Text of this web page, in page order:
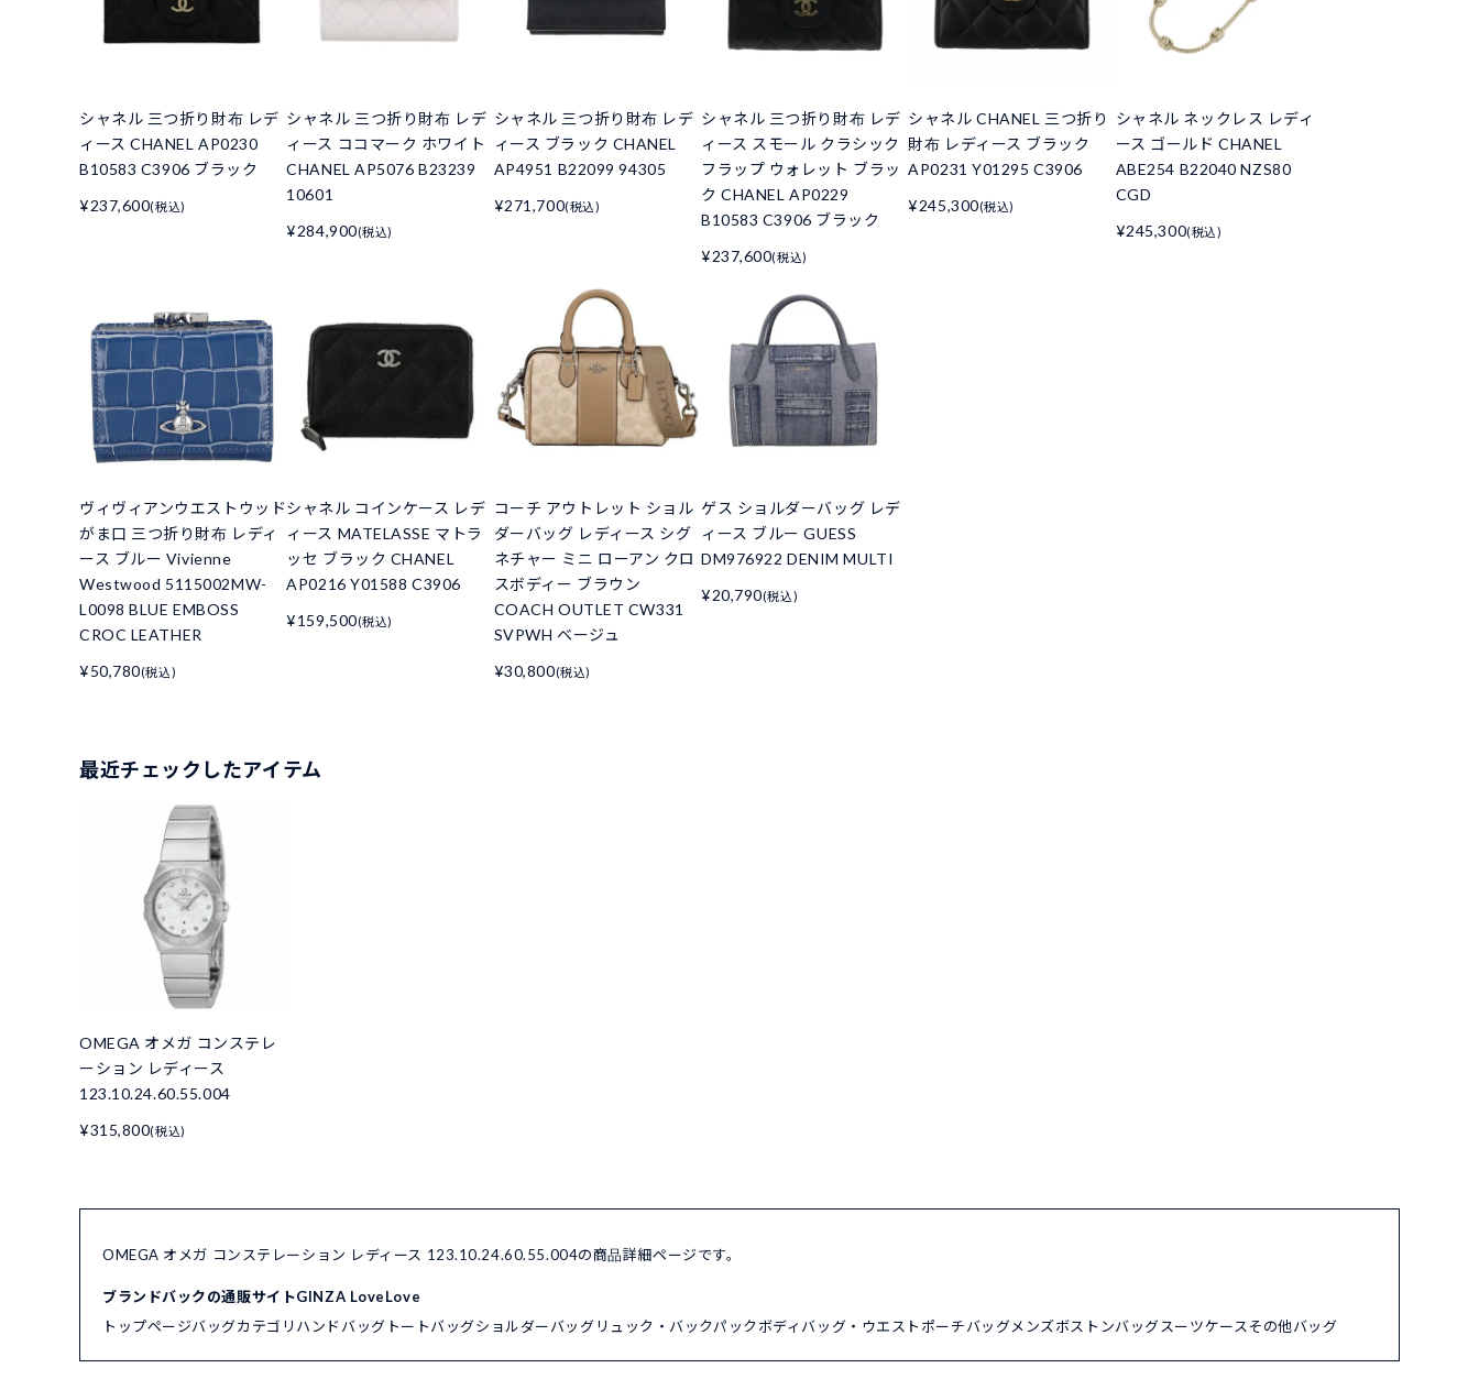
シャネル 三つ折り財布 レデ
ィース CHANEL AP0230
B10583 C3906 ブラック
¥237,600(税込)
シャネル 三つ折り財布 レデ
ィース ココマーク ホワイト
CHANEL AP5076 B23239
10601
¥284,900(税込)
シャネル 三つ折り財布 レデ
ィース ブラック CHANEL
AP4951 B22099 94305
¥271,700(税込)
シャネル 三つ折り財布 レデ
ィース スモール クラシック
フラップ ウォレット ブラッ
ク CHANEL AP0229
B10583 C3906 ブラック
¥237,600(税込)
シャネル CHANEL 三つ折り
財布 レディース ブラック
AP0231 Y01295 C3906
¥245,300(税込)
シャネル ネックレス レディ
ース ゴールド CHANEL
ABE254 B22040 NZS80
CGD
¥245,300(税込)
ヴィヴィアンウエストウッド
がま口 三つ折り財布 レディ
ース ブルー Vivienne
Westwood 5115002MW-
L0098 BLUE EMBOSS
CROC LEATHER
¥50,780(税込)
シャネル コインケース レデ
ィース MATELASSE マトラ
ッセ ブラック CHANEL
AP0216 Y01588 C3906
¥159,500(税込)
コーチ アウトレット ショル
ダーバッグ レディース シグ
ネチャー ミニ ローアン クロ
スボディー ブラウン
COACH OUTLET CW331
SVPWH ベージュ
¥30,800(税込)
ゲス ショルダーバッグ レデ
ィース ブルー GUESS
DM976922 DENIM MULTI
¥20,790(税込)
最近チェックしたアイテム
OMEGA オメガ コンステレ
ーション レディース
123.10.24.60.55.004
¥315,800(税込)
OMEGA オメガ コンステレーション レディース 123.10.24.60.55.004の商品詳細ページです。
ブランドバックの通販サイトGINZA LoveLove
トップページバッグカテゴリ ハンドバッグ トートバッグショルダーバッグリュック・バックパックボディバッグ・ウエストポーチバッグメンズボストンバッグスーツケースその他バッグ